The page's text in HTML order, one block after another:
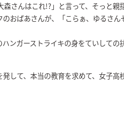
さんはこれ!?」と言って、そっと親
おばあさんが、「こらぁ、ゆるさん
ンガーストライキの身をていしての
発して、本当の教育を求めて、女子高